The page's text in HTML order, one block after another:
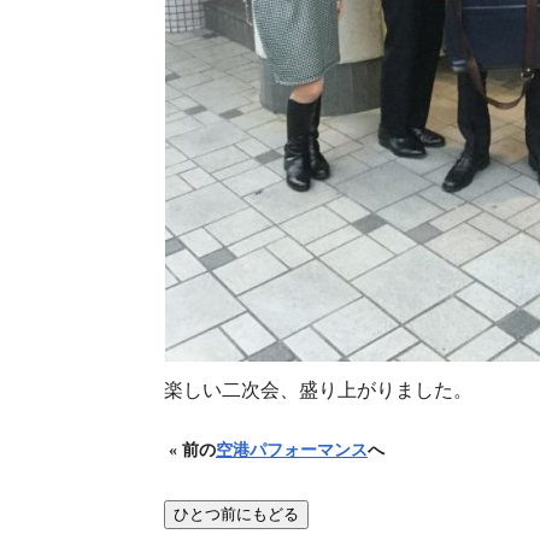
楽しい二次会、盛り上がりました。
« 前の空港パフォーマンスへ